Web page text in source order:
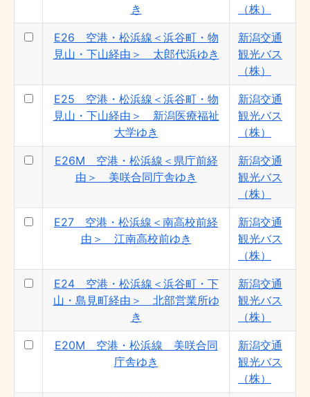
き
（株）
E26 空港・松浜線＜浜谷町・物
見山・下山経由＞ 太郎代浜ゆき
新潟交通
観光バス
（株）
E25 空港・松浜線＜浜谷町・物
見山・下山経由＞ 新潟医療福祉
大学ゆき
新潟交通
観光バス
（株）
E26M 空港・松浜線＜県庁前経
由＞ 美咲合同庁舎ゆき
新潟交通
観光バス
（株）
E27 空港・松浜線＜南高校前経
由＞ 江南高校前ゆき
新潟交通
観光バス
（株）
E24 空港・松浜線＜浜谷町・下
山・島見町経由＞ 北部営業所ゆ
き
新潟交通
観光バス
（株）
E20M 空港・松浜線 美咲合同
庁舎ゆき
新潟交通
観光バス
（株）